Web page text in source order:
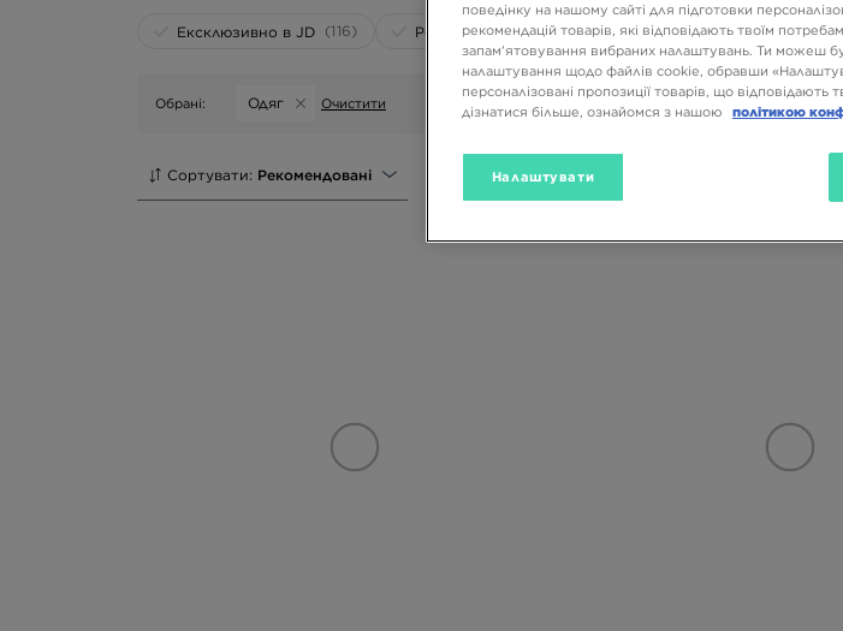
Ексклюзивно в JD (116) Розпродаж (3)
Обрані: Одяг Очистити
Сортувати: Рекомендовані
поведінку на нашому сайті для підготовки
рекомендацій товарів, які відповідають твоїм
запам’ятовування вибраних налаштувань. Ти можеш
налаштування щодо файлів cookie, обравши
персоналізовані пропозиції товарів, що
дізнатися більше, ознайомся з нашою
політикою
Налаштувати